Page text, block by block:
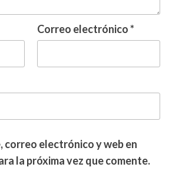
Correo electrónico*
correo electrónico y web en
la próxima vez que comente.